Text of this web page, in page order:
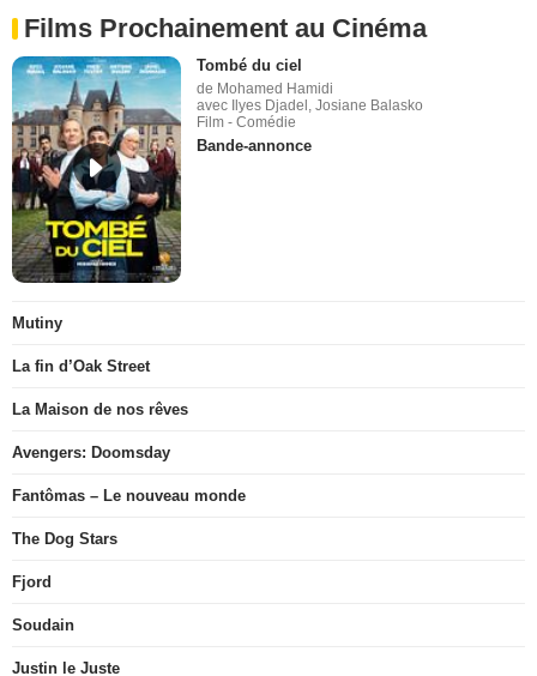
Films Prochainement au Cinéma
Tombé du ciel
de Mohamed Hamidi
avec Ilyes Djadel, Josiane Balasko
Film - Comédie
Bande-annonce
Mutiny
La fin d’Oak Street
La Maison de nos rêves
Avengers: Doomsday
Fantômas – Le nouveau monde
The Dog Stars
Fjord
Soudain
Justin le Juste